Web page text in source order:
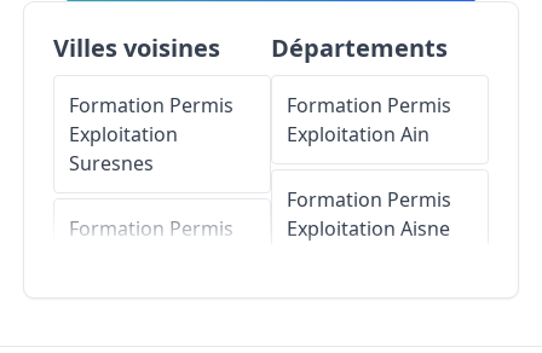
Villes voisines
Formation Permis
Exploitation
Suresnes
Formation Permis
Départements
Formation Permis
Exploitation Ain
Formation Permis
Exploitation Aisne
Formation Permis